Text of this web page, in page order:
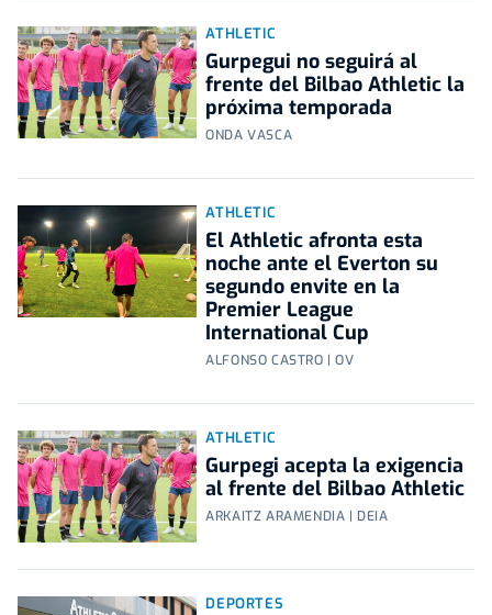
ATHLETIC
Gurpegui no seguirá al
frente del Bilbao Athletic la
próxima temporada
ONDA VASCA
ATHLETIC
El Athletic afronta esta
noche ante el Everton su
segundo envite en la
Premier League
International Cup
ALFONSO CASTRO | OV
ATHLETIC
Gurpegi acepta la exigencia
al frente del Bilbao Athletic
ARKAITZ ARAMENDIA | DEIA
DEPORTES